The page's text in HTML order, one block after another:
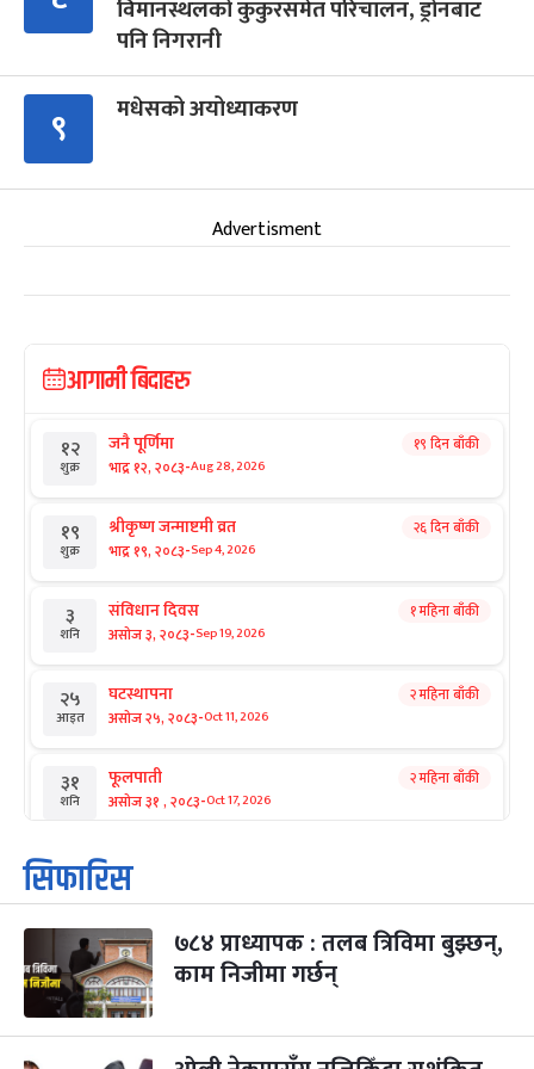
विमानस्थलको कुकुरसमेत परिचालन, ड्रोनबाट
पनि निगरानी
९ मधेसको अयोध्याकरण
Advertisment
आगामी बिदाहरु
१२
शुक्र
जनै पूर्णिमा
भाद्र १२, २०८३-Aug 28, 2026
१९ दिन बाँकी
१९
शुक्र
श्रीकृष्ण जन्माष्टमी व्रत
भाद्र १९, २०८३-Sep 4, 2026
२६ दिन बाँकी
३
शनि
संविधान दिवस
असोज ३, २०८३-Sep 19, 2026
१ महिना बाँकी
२५
आइत
घटस्थापना
असोज २५, २०८३-Oct 11, 2026
२ महिना बाँकी
३१
शनि
फूलपाती
असोज ३१ , २०८३-Oct 17, 2026
२ महिना बाँकी
१
आइत
कार्तिक सङ्क्रान्ति
कार्तिक १, २०८३
३
मंगल
महानवमी
कार्तिक ३, २०८३-Oct 20, 2026
२ महिना बाँकी
४
कार्तिक ४, २०८३ Oct 21, 2026
सिफारिस
७८४ प्राध्यापक : तलब त्रिविमा बुझ्छन्,
काम निजीमा गर्छन्